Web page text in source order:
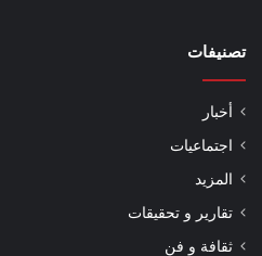
تصنيفات
أخبار
اجتماعيات
المزيد
تقارير و تحقيقات
ثقافة و فن